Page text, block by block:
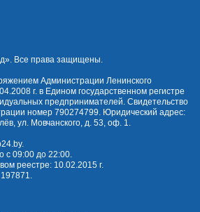
Все права защищены.
Администрации Ленинского
г. в Едином государственном регистре
предпринимателей. Свидетельство
номер 790274799. Юридический адрес:
ул. Мовчанского, д. 53, оф. 1.
.
с 09:00 до 22:00.
реестре: 10.02.2015 г.